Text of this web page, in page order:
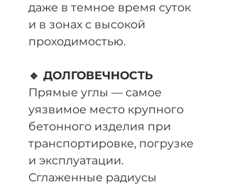
даже в темное время суток
и в зонах с высокой
проходимостью.
🔹 ДОЛГОВЕЧНОСТЬ
Прямые углы — самое
уязвимое место крупного
бетонного изделия при
транспортировке, погрузке
и эксплуатации.
Сглаженные радиусы